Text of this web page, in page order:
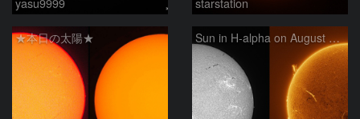
★本日の太陽★ Sun in H-alpha on August 6, 2026